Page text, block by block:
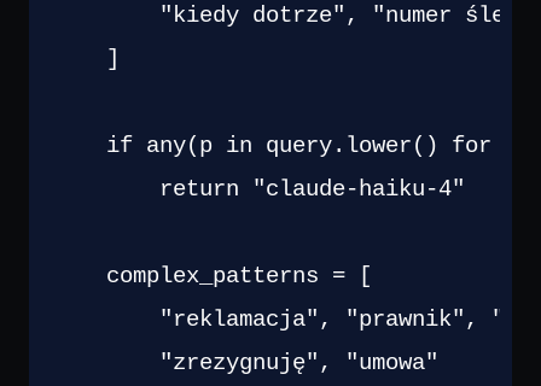
"kiedy dotrze" ,
"numer
]
if any(p in query. lower( ) for
return
"claude-haiku-4"
    complex_patterns
=
[
"reklamacja" , "prawnik" ,
"zrezygnuję" ,
"umowa"